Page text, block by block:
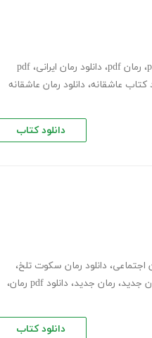
، رمان pdf ، دانلود رمان ایرانی، pdf
کتاب عاشقانه، دانلود رمان عاشقانه
دانلود کتاب
اجتماعی، دانلود رمان سکوت تلخ،
جدید، رمان جدید، دانلود pdf رمان
،
دانلود کتاب